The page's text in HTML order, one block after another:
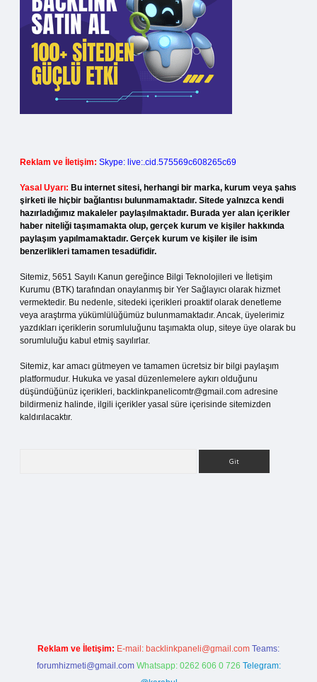
Reklam ve İletişim: Skype: live:.cid.575569c608265c69
Yasal Uyarı: Bu internet sitesi, herhangi bir marka, kurum veya şahıs
şirketi ile hiçbir bağlantısı bulunmamaktadır. Sitede yalnızca kendi
hazırladığımız makaleler paylaşılmaktadır. Burada yer alan içerikler
haber niteliği taşımamakta olup, gerçek kurum ve kişiler hakkında
paylaşım yapılmamaktadır. Gerçek kurum ve kişiler ile isim
benzerlikleri tamamen tesadüfidir.
Sitemiz, 5651 Sayılı Kanun gereğince Bilgi Teknolojileri ve İletişim
Kurumu (BTK) tarafından onaylanmış bir Yer Sağlayıcı olarak hizmet
vermektedir. Bu nedenle, sitedeki içerikleri proaktif olarak denetleme
veya araştırma yükümlülüğümüz bulunmamaktadır. Ancak, üyelerimiz
yazdıkları içeriklerin sorumluluğunu taşımakta olup, siteye üye olarak bu
sorumluluğu kabul etmiş sayılırlar.
Sitemiz, kar amacı gütmeyen ve tamamen ücretsiz bir bilgi paylaşım
platformudur. Hukuka ve yasal düzenlemelere aykırı olduğunu
düşündüğünüz içerikleri, backlinkpanelicomtr@gmail.com adresine
bildirmeniz halinde, ilgili içerikler yasal süre içerisinde sitemizden
kaldırılacaktır.
Reklam ve İletişim: E-mail: backlinkpaneli@gmail.com Teams:
forumhizmeti@gmail.com Whatsapp: 0262 606 0 726 Telegram: